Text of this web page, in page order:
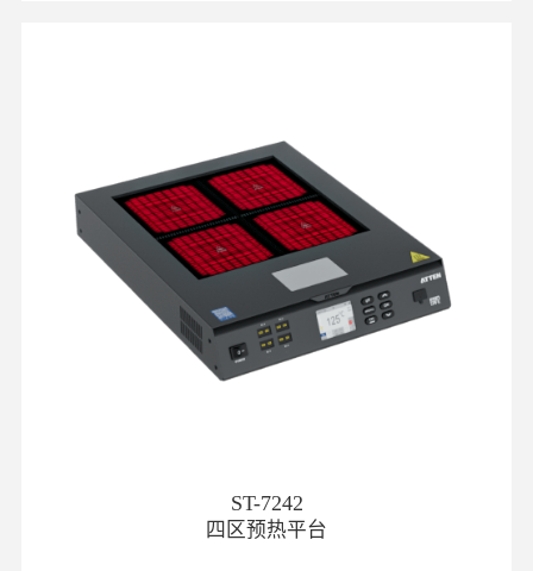
ST-7242
四区预热平台